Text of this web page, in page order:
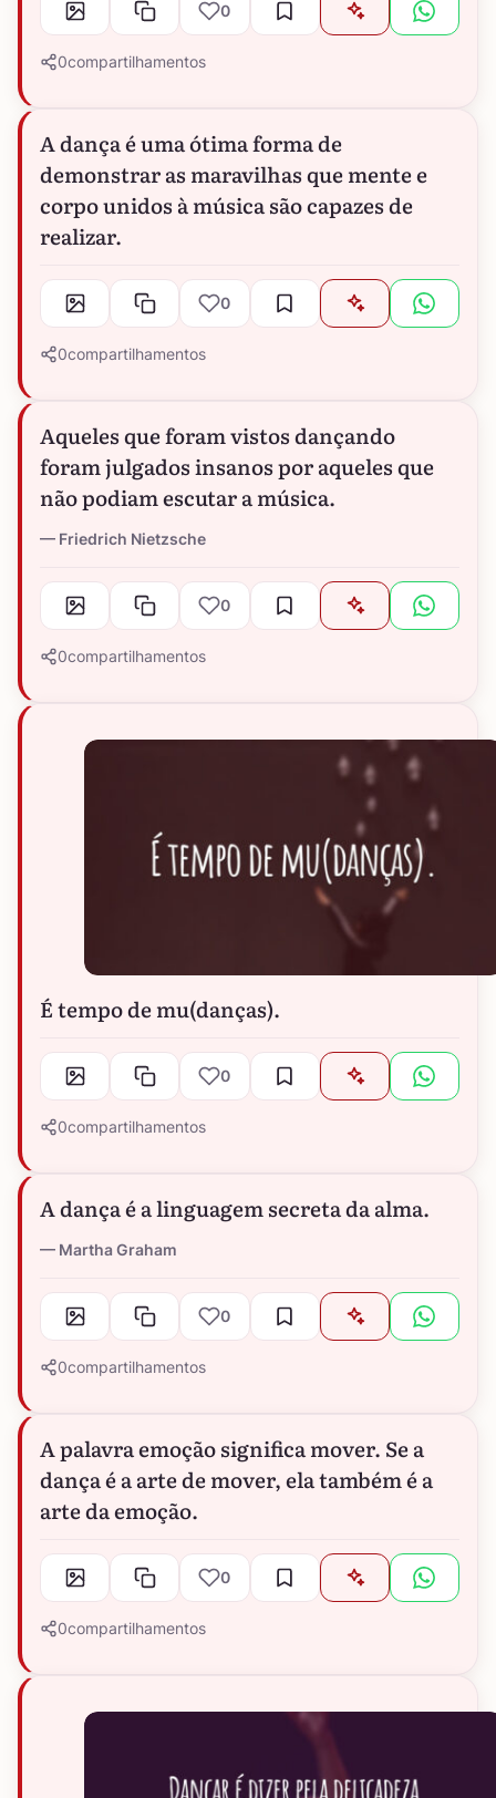
0
0compartilhamentos
A dança é uma ótima forma de
demonstrar as maravilhas que mente e
corpo unidos à música são capazes de
realizar.
0
0compartilhamentos
Aqueles que foram vistos dançando
foram julgados insanos por aqueles que
não podiam escutar a música.
Friedrich Nietzsche
0
0compartilhamentos
É tempo de mu(danças).
0
0compartilhamentos
A dança é a linguagem secreta da alma.
Martha Graham
0
0compartilhamentos
A palavra emoção significa mover. Se a
dança é a arte de mover, ela também é a
arte da emoção.
0
0compartilhamentos